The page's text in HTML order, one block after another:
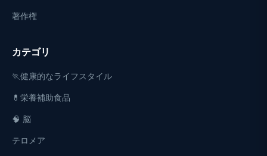
著作権
カテゴリ
🏃健康的なライフスタイル
💊栄養補助食品
🧠 脳
テロメア